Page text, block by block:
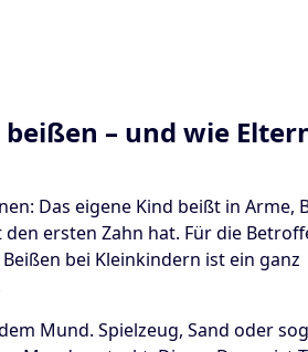
– und wie
Das eigene Kind beißt in Arme,
ersten Zahn hat. Für die
bei Kleinkindern ist ein ganz
Mund. Spielzeug, Sand oder